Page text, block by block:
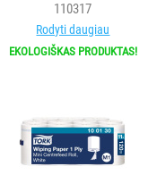
110317
Rodyti daugiau
EKOLOGIŠKAS PRODUKTAS!